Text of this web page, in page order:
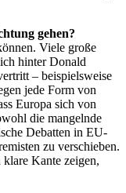
gehen?
Viele große
hinter Donald
– beispielsweise
jede Form von
Europa sich von
die mangelnde
Debatten in EU-
zu verschieben.
Kante zeigen,